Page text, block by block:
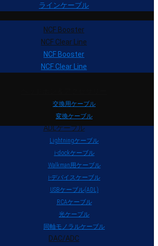
ラインケーブル
NCF Booster
NCF Clear Line
NCF Booster
NCF Clear Line
交換用ケーブル
変換ケーブル
ADLケーブル
Lightningケーブル
i-dockケーブル
Walkman用ケーブル
i-デバイスケーブル
USBケーブル(ADL)
RCAケーブル
光ケーブル
同軸モノラルケーブル
DAC/ADC